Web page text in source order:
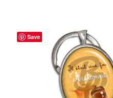
Save